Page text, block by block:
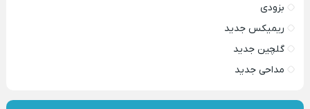
بزودی
ریمیکس جدید
گلچین جدید
مداحی جدید